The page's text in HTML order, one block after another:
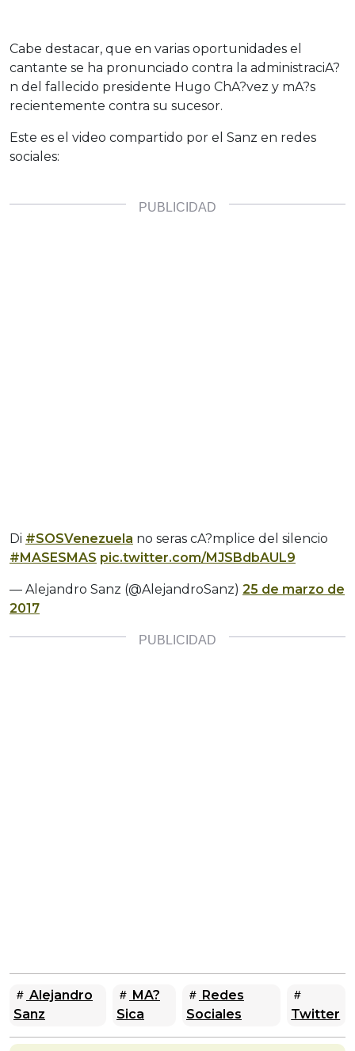
Cabe destacar, que en varias oportunidades el
cantante se ha pronunciado contra la administraciA?
n del fallecido presidente Hugo ChA?vez y mA?s
recientemente contra su sucesor.
Este es el video compartido por el Sanz en redes
sociales:
Di #SOSVenezuela no seras cA?mplice del silencio
#MASESMAS pic.twitter.com/MJSBdbAUL9
— Alejandro Sanz (@AlejandroSanz) 25 de marzo de
2017
Alejandro
Sanz
MA?
Sica
Redes
Sociales
Twitter